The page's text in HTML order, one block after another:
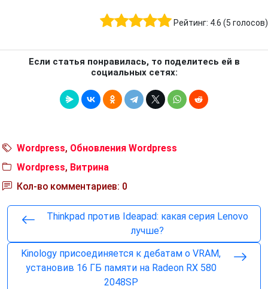
Рейтинг: 4.6 (5 голосов)
Если статья понравилась, то поделитесь ей в
социальных сетях:
Wordpress, Обновления Wordpress
Wordpress, Витрина
Кол-во комментариев: 0
Thinkpad против Ideapad: какая серия Lenovo
лучше?
Kinology присоединяется к дебатам о VRAM,
установив 16 ГБ памяти на Radeon RX 580
2048SP